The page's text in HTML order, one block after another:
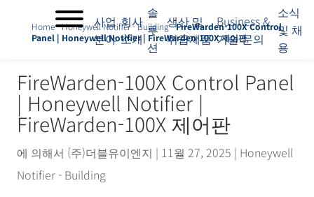
사업
분야
회사
소개
솔
루
션
생산 및
취급제품
Business &
기술 문의
소식
및 채
용
분
야
회
사
개
솔
Home-Honeywell Notifier - Building-FireWarden-100X Control
Panel | Honeywell Notifier | FireWarden-100X 제어판
FireWarden-100X Control Panel
| Honeywell Notifier |
FireWarden-100X 제어판
에 의해서 (주)더블유이엔지 | 11월 27, 2025 | Honeywell
Notifier - Building